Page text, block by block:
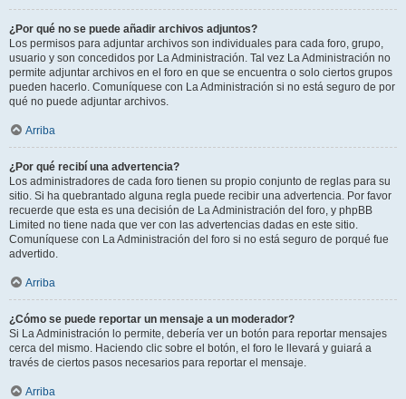
¿Por qué no se puede añadir archivos adjuntos?
Los permisos para adjuntar archivos son individuales para cada foro, grupo,
usuario y son concedidos por La Administración. Tal vez La Administración no
permite adjuntar archivos en el foro en que se encuentra o solo ciertos grupos
pueden hacerlo. Comuníquese con La Administración si no está seguro de por
qué no puede adjuntar archivos.
Arriba
¿Por qué recibí una advertencia?
Los administradores de cada foro tienen su propio conjunto de reglas para su
sitio. Si ha quebrantado alguna regla puede recibir una advertencia. Por favor
recuerde que esta es una decisión de La Administración del foro, y phpBB
Limited no tiene nada que ver con las advertencias dadas en este sitio.
Comuníquese con La Administración del foro si no está seguro de porqué fue
advertido.
Arriba
¿Cómo se puede reportar un mensaje a un moderador?
Si La Administración lo permite, debería ver un botón para reportar mensajes
cerca del mismo. Haciendo clic sobre el botón, el foro le llevará y guiará a
través de ciertos pasos necesarios para reportar el mensaje.
Arriba